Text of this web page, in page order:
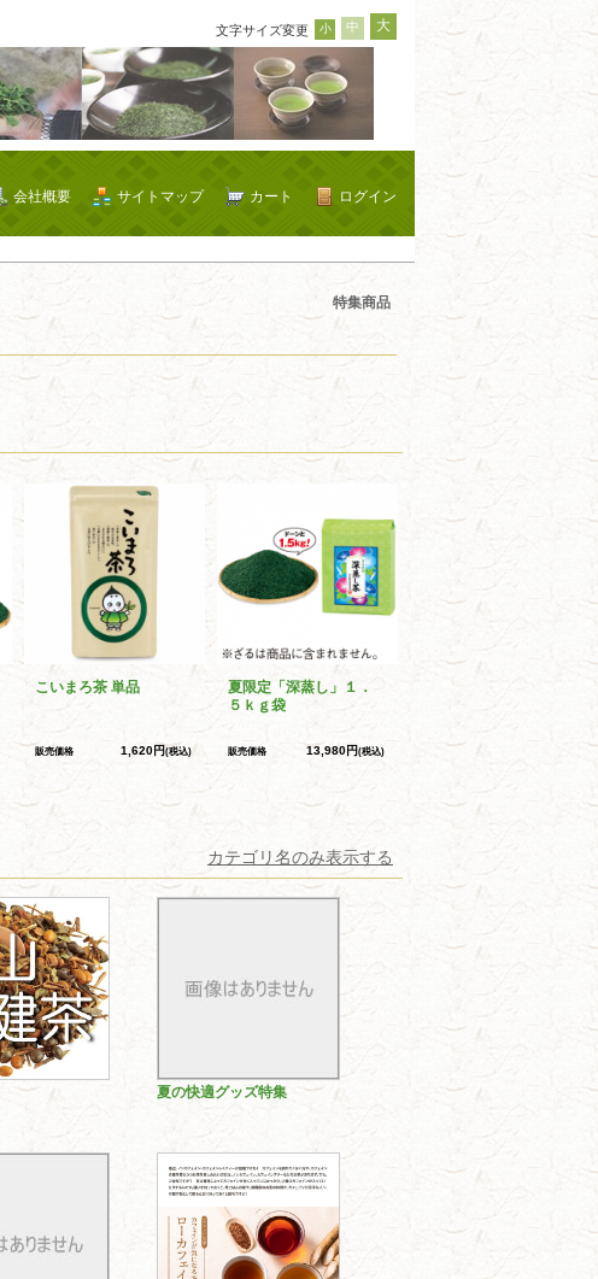
文字サイズ変更 小 中 大
ログイン
カート
サイトマップ
会社概要
特集商品
こいまろ茶 単品
販売価格 1,620円(税込)
夏限定「深蒸し」１．
５ｋｇ袋
販売価格 13,980円(税込)
カテゴリ名のみ表示する
夏の快適グッズ特集